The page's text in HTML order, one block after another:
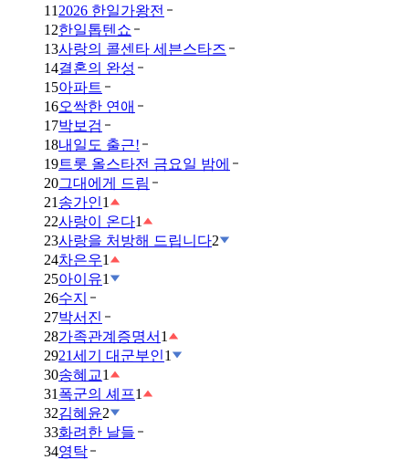
11 2026 한일가왕전
12한일톱텐쇼
13사랑의 콜센타 세븐스타즈
14결혼의 완성
15아파트
16오싹한 연애
17박보검
18내일도 출근!
19트롯 올스타전 금요일 밤에
20그대에게 드림
21 송가인1
22사랑이 온다1
23사랑을 처방해 드립니다2
24차은우1
25아이유1
26수지
27박서진
28가족관계증명서 1
2921세기 대군부인1
30송혜교1
31 폭군의 셰프1
32김혜윤2
33화려한 날들
34영탁